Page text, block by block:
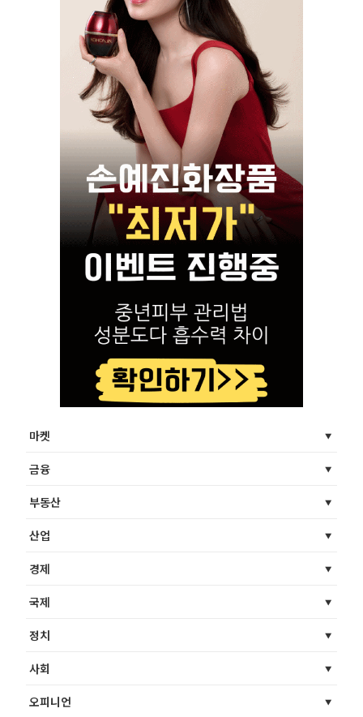
마켓
금융
부동산
산업
경제
국제
정치
사회
오피니언